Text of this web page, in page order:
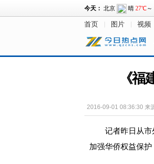
首页 图片 视频
《
2016-09-01 08:36:30 来
记者昨日从
加强华侨权益保